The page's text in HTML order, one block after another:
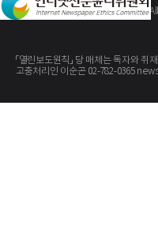
Copyright ©The BeyondPost.
「열린보도원칙」 당 매체는 독자와
고충처리인 이순곤 02-782-0365